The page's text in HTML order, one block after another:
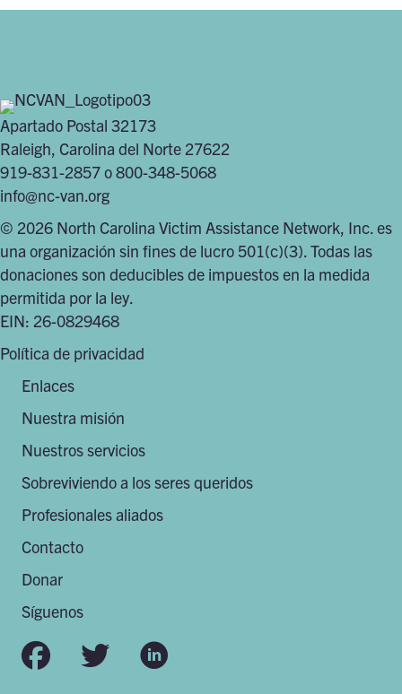
Apartado Postal 32173
Raleigh, Carolina del Norte 27622
919-831-2857 o 800-348-5068
info@nc-van.org
© 2026 North Carolina Victim Assistance Network, Inc. es
una organización sin fines de lucro 501(c)(3). Todas las
donaciones son deducibles de impuestos en la medida
permitida por la ley.
EIN: 26-0829468
Política de privacidad
Enlaces
Nuestra misión
Nuestros servicios
Sobreviviendo a los seres queridos
Profesionales aliados
Contacto
Donar
Síguenos